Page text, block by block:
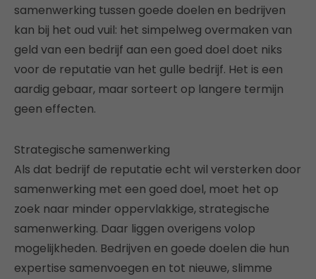
samenwerking tussen goede doelen en bedrijven
kan bij het oud vuil: het simpelweg overmaken van
geld van een bedrijf aan een goed doel doet niks
voor de reputatie van het gulle bedrijf. Het is een
aardig gebaar, maar sorteert op langere termijn
geen effecten.
Strategische samenwerking
Als dat bedrijf de reputatie echt wil versterken door
samenwerking met een goed doel, moet het op
zoek naar minder oppervlakkige, strategische
samenwerking. Daar liggen overigens volop
mogelijkheden. Bedrijven en goede doelen die hun
expertise samenvoegen en tot nieuwe, slimme